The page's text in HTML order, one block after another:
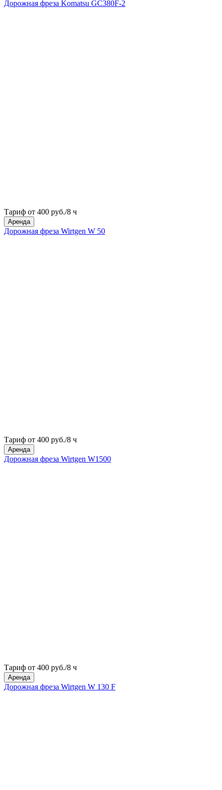
Дорожная фреза Komatsu GC380F-2
Тариф от 400 руб./8 ч
Аренда
Дорожная фреза Wirtgen W 50
Тариф от 400 руб./8 ч
Аренда
Дорожная фреза Wirtgen W1500
Тариф от 400 руб./8 ч
Аренда
Дорожная фреза Wirtgen W 130 F